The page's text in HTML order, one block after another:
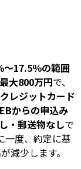
～17.5％の範囲
大800万円で、
レジットカード
からの申込み
・郵送物なしで
一度、約定に基
減少します。